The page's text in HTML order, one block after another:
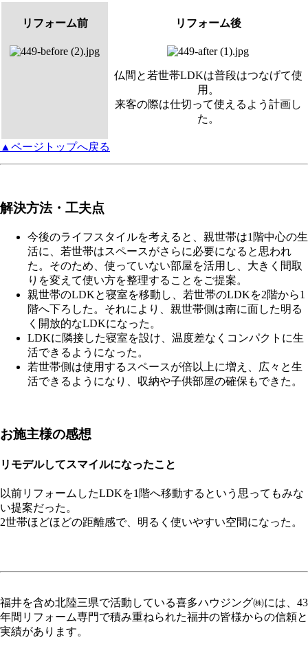
リフォーム前 リフォーム後
仏間と若世帯LDKは普段はつなげて使
用。
来客の際は仕切って使えるよう計画し
た。
▲ページトップへ戻る
解決方法・工夫点
今後のライフスタイルを考えると、親世帯は1階中心の生
活に、若世帯はスペースがさらに必要になると思われ
た。そのため、使っていない部屋を活用し、大きく間取
りを変えて使い方を整理することをご提案。
親世帯のLDKと寝室を移動し、若世帯のLDKを2階から1
階へ下ろした。それにより、親世帯側は南に面した明る
く開放的なLDKになった。
LDKに隣接した寝室を設け、温度差なくコンパクトに生
活できるようになった。
若世帯側は使用するスペースが倍以上に増え、広々と生
活できるようになり、収納や子供部屋の確保もできた。
お施主様の感想
リモデルしてスマイルになったこと
以前リフォームしたLDKを1階へ移動するという思ってもみな
い提案だった。
2世帯ほどほどの距離感で、明るく使いやすい空間になった。
福井を含め北陸三県で活動している喜多ハウジング㈱には、43
年間リフォーム専門で積み重ねられた福井の皆様からの信頼と
実績があります。